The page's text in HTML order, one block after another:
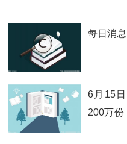
每日消
6月15
200万份